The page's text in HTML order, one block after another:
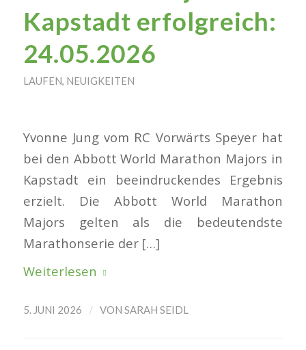
Kapstadt erfolgreich:
24.05.2026
LAUFEN, NEUIGKEITEN
Yvonne Jung vom RC Vorwärts Speyer hat
bei den Abbott World Marathon Majors in
Kapstadt ein beeindruckendes Ergebnis
erzielt. Die Abbott World Marathon
Majors gelten als die bedeutendste
Marathonserie der […]
Weiterlesen
5. JUNI 2026 / VON SARAH SEIDL